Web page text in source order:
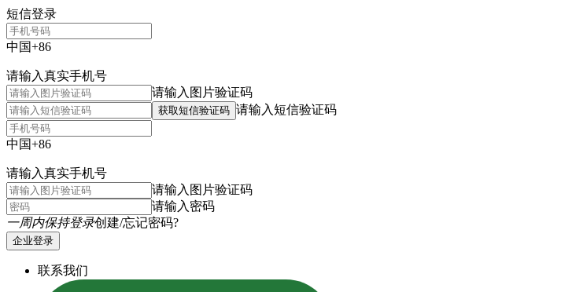
短信登录
中国+86
请输入真实手机号
请输入图片验证码
获取短信验证码 请输入短信验证码
中国+86
请输入真实手机号
请输入图片验证码
请输入密码
一周内保持登录创建/忘记密码?
企业登录
联系我们